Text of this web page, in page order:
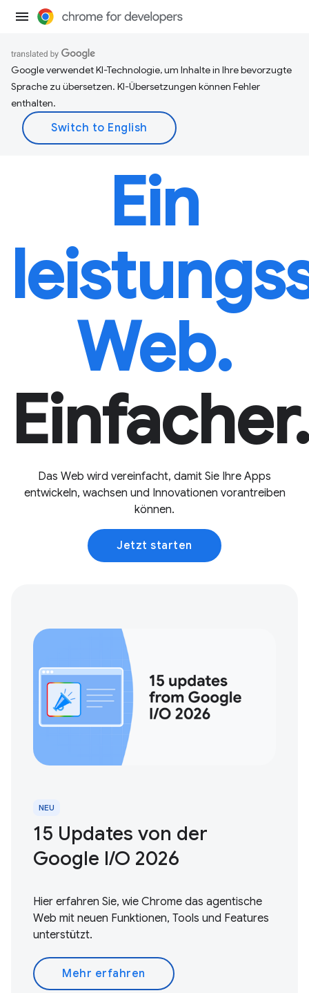
Google verwendet KI-Technologie, um Inhalte in Ihre bevorzugte
Sprache zu übersetzen. KI-Übersetzungen können Fehler
enthalten.
Ein
Web.
Das Web wird vereinfacht, damit Sie Ihre Apps
entwickeln, wachsen und Innovationen vorantreiben
können.
Jetzt starten
NEU
15 Updates von der
Google I / O 2026
Hier erfahren Sie, wie Chrome das agentische
Web mit neuen Funktionen, Tools und Features
unterstützt.
Mehr erfahren